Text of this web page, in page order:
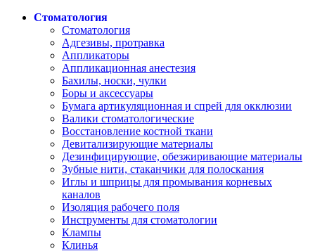
Стоматология
Стоматология
Адгезивы, протравка
Аппликаторы
Аппликационная анестезия
Бахилы, носки, чулки
Боры и аксессуары
Бумага артикуляционная и спрей для окклюзии
Валики стоматологические
Восстановление костной ткани
Девитализирующие материалы
Дезинфицирующие, обезжиривающие материалы
Зубные нити, стаканчики для полоскания
Иглы и шприцы для промывания корневых
каналов
Изоляция рабочего поля
Инструменты для стоматологии
Клампы
Клинья